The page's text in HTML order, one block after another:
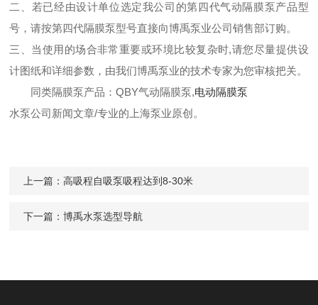
二、若已经由设计单位选定我公司的第四代气动隔膜泵产品型
号，请按第四代隔膜泵型号直接向博禹泵业公司销售部订购。
三、当使用的场合非常重要或环境比较复杂时,请您尽量提供设
计图纸和详细参数，由我们博禹泵业的技术专家为您审核把关。
同类隔膜泵产品：QBY气动隔膜泵,电动隔膜泵
水泵公司新闻文章/专业的 上海泵业原创。
上一篇：高吸程自吸泵吸程达到8-30米
下一篇：博禹水泵选型导航